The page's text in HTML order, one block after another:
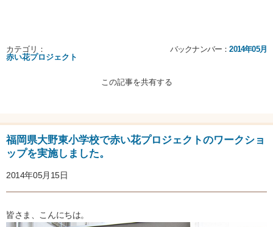
カテゴリ：
赤い花プロジェクト
バックナンバー：2014年05月
この記事を共有する
福岡県大野東小学校で赤い花プロジェクトのワークショ
ップを実施しました。
2014年05月15日
皆さま、こんにちは。